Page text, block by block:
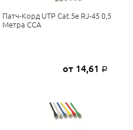
Патч-Корд UTP Cat.5e RJ-45 0,5
Метра CCA
от 14,61 Р